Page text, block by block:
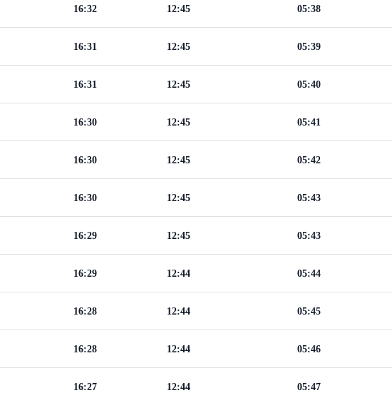
05:38
12:45
16:32
05:39
12:45
16:31
05:40
12:45
16:31
05:41
12:45
16:30
05:42
12:45
16:30
05:43
12:45
16:30
05:43
12:45
16:29
05:44
12:44
16:29
05:45
12:44
16:28
05:46
12:44
16:28
05:47
12:44
16:27